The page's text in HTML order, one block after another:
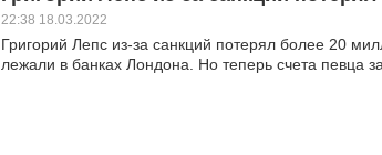
22:38 18.03.2022
Григорий Лепс из-за санкций потерял более 20
лежали в банках Лондона. Но теперь счета певца